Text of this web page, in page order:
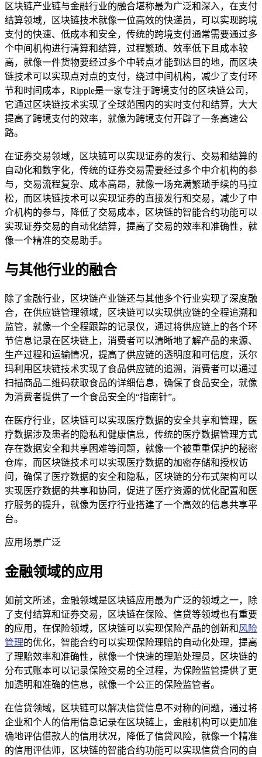
区块链产业链与金融行业的融合堪称最为广泛和深入，在支付
结算领域，区块链技术就像一位高效的快递员，可以实现跨境
支付的快速、低成本和安全，传统的跨境支付通常需要通过多
个中间机构进行清算和结算，过程繁琐、效率低下且成本较
高，就像一件货物要经过多个中转点才能到达目的地，而区块
链技术可以实现点对点的支付，绕过中间机构，减少了支付环
节和时间成本，Ripple是一家专注于跨境支付的区块链公司，
它通过区块链技术实现了全球范围内的实时支付和结算，大大
提高了跨境支付的效率，就像为跨境支付开辟了一条高速公
路。
在证券交易领域，区块链可以实现证券的发行、交易和结算的
自动化和数字化，传统的证券交易需要经过多个中介机构的参
与，交易流程复杂、成本高昂，就像一场充满繁琐手续的马拉
松，而区块链技术可以实现证券的直接发行和交易，减少了中
介机构的参与，降低了交易成本，区块链的智能合约功能可以
实现证券交易的自动化结算，提高了交易的效率和准确性，就
像一个精准的交易助手。
与其他行业的融合
除了金融行业，区块链产业链还与其他多个行业实现了深度融
合，在供应链管理领域，区块链可以实现供应链的全程追溯和
监管，就像一个全程跟踪的记录仪，通过将供应链上的各个环
节信息记录在区块链上，消费者可以清晰地了解产品的来源、
生产过程和运输情况，提高了供应链的透明度和可信度，沃尔
玛利用区块链技术实现了食品供应链的追溯，消费者可以通过
扫描商品二维码获取食品的详细信息，确保了食品安全，就像
为消费者提供了一个食品安全的“指南针”。
在医疗行业，区块链可以实现医疗数据的安全共享和管理，医
疗数据涉及患者的隐私和健康信息，传统的医疗数据管理方式
存在数据安全和共享困难等问题，就像一个被重重保护的秘密
仓库，而区块链技术可以实现医疗数据的加密存储和授权访
问，确保了医疗数据的安全和隐私，区块链的分布式架构可以
实现医疗数据的共享和协同，促进了医疗资源的优化配置和医
疗服务的提升，就像为医疗行业搭建了一个高效的信息共享平
台。
应用场景广泛
金融领域的应用
如前文所述，金融领域是区块链应用最为广泛的领域之一，除
了支付结算和证券交易，区块链在保险、信贷等领域也有重要
的应用，在保险领域，区块链可以实现保险产品的创新和风险
管理的优化，智能合约可以实现保险理赔的自动化处理，提高
了理赔效率和准确性，就像一个快速的理赔处理员，区块链的
分布式账本可以记录保险交易的全过程，为保险监管提供了更
加透明和准确的信息，就像一个公正的保险监管者。
在信贷领域，区块链可以解决信贷信息不对称的问题，通过将
企业和个人的信用信息记录在区块链上，金融机构可以更加准
确地评估借款人的信用状况，降低了信贷风险，就像一个精准
的信用评估师，区块链的智能合约功能可以实现信贷合同的自